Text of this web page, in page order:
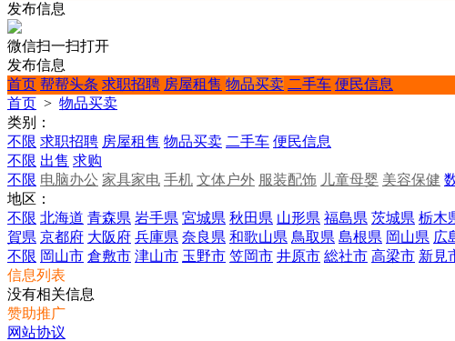
发布信息
微信扫一扫打开
发布信息
首页 帮帮头条 求职招聘 房屋租售 物品买卖 二手车 便民信息
首页 > 物品买卖
类别：
不限 求职招聘 房屋租售 物品买卖 二手车 便民信息
不限 出售 求购
不限 电脑办公 家具家电 手机 文体户外 服装配饰 儿童母婴 美容保健
地区：
不限 北海道 青森県 岩手県 宮城県 秋田県 山形県 福島県 茨城県 栃木
賀県 京都府 大阪府 兵庫県 奈良県 和歌山県 鳥取県 島根県 岡山県 広
不限 岡山市 倉敷市 津山市 玉野市 笠岡市 井原市 総社市 高梁市 新見
信息列表
没有相关信息
赞助推广
网站协议